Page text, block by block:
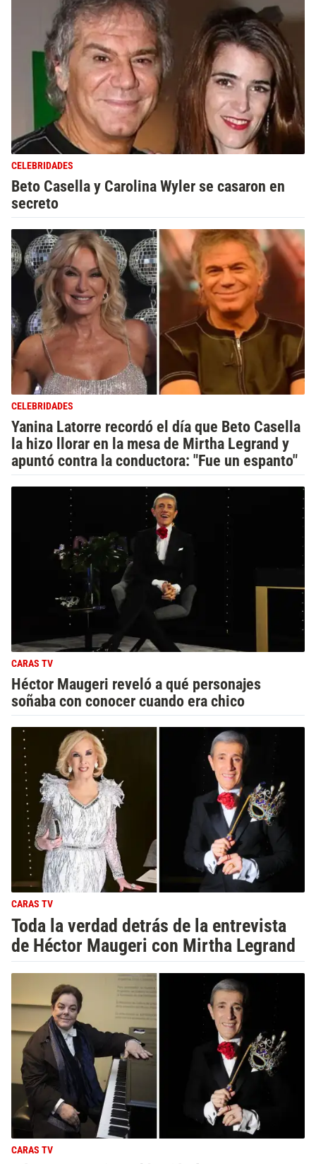
CELEBRIDADES
Beto Casella y Carolina Wyler se casaron en
secreto
CELEBRIDADES
Yanina Latorre recordó el día que Beto Casella
la hizo llorar en la mesa de Mirtha Legrand y
apuntó contra la conductora: "Fue un espanto"
CARAS TV
Héctor Maugeri reveló a qué personajes
soñaba con conocer cuando era chico
CARAS TV
Toda la verdad detrás de la entrevista
de Héctor Maugeri con Mirtha Legrand
CARAS TV